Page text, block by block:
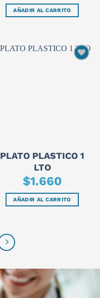
AÑADIR AL CARRITO
PLATO PLASTICO 1
LTO
$1.660
AÑADIR AL CARRITO